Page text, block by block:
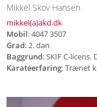
Mikkel Skov Hansen
mikkel(a)akd.dk
Mobil: 4047 3507
Grad: 2. dan
Baggrund: SKIF C-
Karateerfaring: Trænet